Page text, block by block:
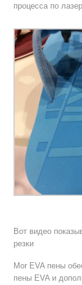
процесса по
Вот видео
резки
Mor EVA пены
пены EVA и